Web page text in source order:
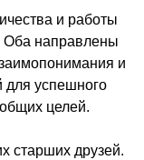
и работы
Оба направлены
и
для успешного
целей.
старших друзей.